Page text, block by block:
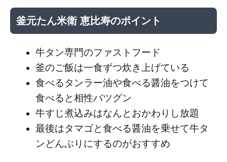
釜元たん米衛 恵比寿のポイント
牛タン専門のファストフード
釜のご飯は一食ずつ炊き上げている
食べるタンラー油や食べる醤油をつけて
食べると相性バツグン
牛すじ煮込みはなんとおかわりし放題
最後はタマゴと食べる醤油を乗せて牛タ
ンどんぶりにするのがおすすめ